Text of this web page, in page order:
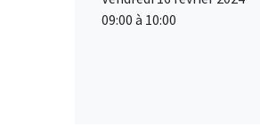
09:00 à 10:00